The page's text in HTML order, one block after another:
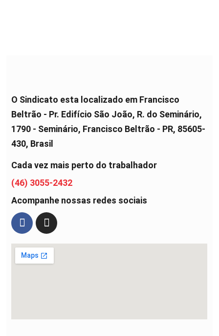
O Sindicato esta localizado em Francisco
Beltrão - Pr. Edifício São João, R. do Seminário,
1790 - Seminário, Francisco Beltrão - PR, 85605-
430, Brasil
Cada vez mais perto do trabalhador
(46) 3055-2432
Acompanhe nossas redes sociais